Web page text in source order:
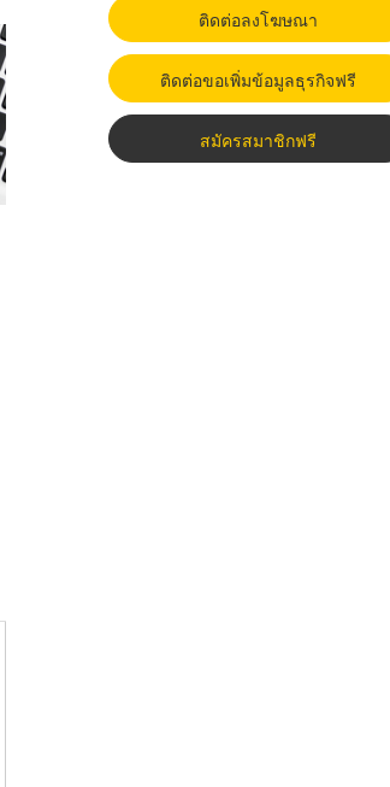
ติดต่อลงโฆษณา
ติดต่อขอเพิ่มข้อมูลธุรกิจฟรี
สมัครสมาชิกฟรี